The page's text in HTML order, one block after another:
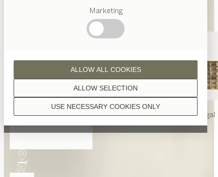
Marketing
USE NECESSARY COOKIES ONLY
ALLOW SELECTION
ALLOW ALL COOKIES
nyaTisch nyaStuhl filignoRegal